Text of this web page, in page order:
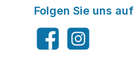
Folgen Sie uns auf
FacebookInstagram